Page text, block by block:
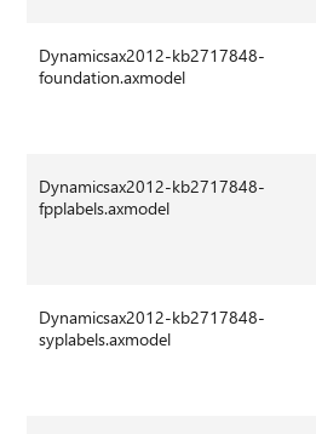
Dynamicsax2012-kb2717848-
foundation.axmodel
Dynamicsax2012-kb2717848-
fpplabels.axmodel
Dynamicsax2012-kb2717848-
syplabels.axmodel